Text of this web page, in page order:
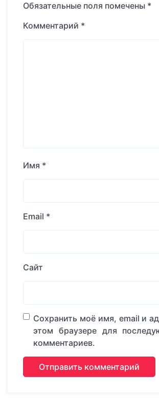
Обязательные поля помечены *
Комментарий *
Имя *
Email *
Сайт
Сохранить моё имя, email и
этом браузере для
комментариев.